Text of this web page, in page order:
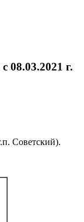
08.03.2021 г.
Советский).